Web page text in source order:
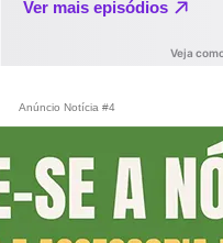
Anúncio Notícia #4